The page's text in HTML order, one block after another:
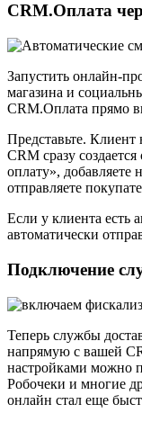
CRM.Оплата
Запустить онлайн-
магазина и
CRM.Оплата прямо
Представьте.
CRM сразу
оплату», добавляете
отправляете
Если у клиента есть
автоматически
Подключение
Теперь службы
напрямую с вашей
настройками можно
Робочеки и многие
онлайн стал еще